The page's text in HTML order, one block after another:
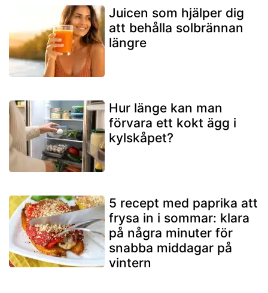
Juicen som hjälper dig
att behålla solbrännan
längre
Hur länge kan man
förvara ett kokt ägg i
kylskåpet?
5 recept med paprika att
frysa in i sommar: klara
på några minuter för
snabba middagar på
vintern